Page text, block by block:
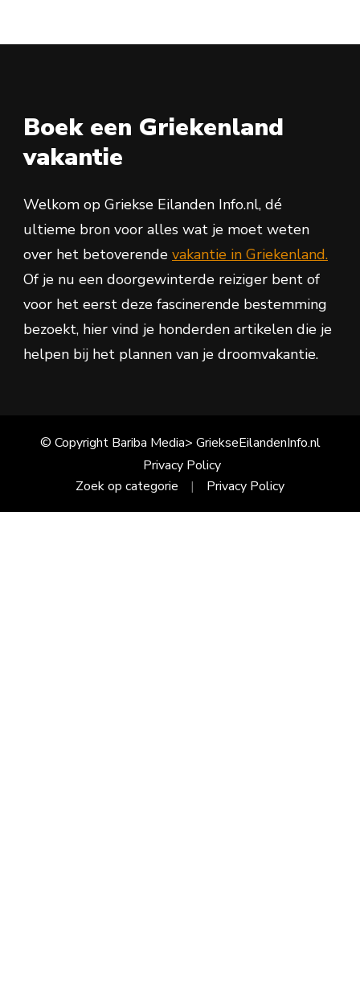
Boek een Griekenland
vakantie
Welkom op Griekse Eilanden Info.nl, dé
ultieme bron voor alles wat je moet weten
over het betoverende vakantie in Griekenland.
Of je nu een doorgewinterde reiziger bent of
voor het eerst deze fascinerende bestemming
bezoekt, hier vind je honderden artikelen die je
helpen bij het plannen van je droomvakantie.
© Copyright Bariba Media> GriekseEilandenInfo.nl
Privacy Policy
Zoek op categorie
Privacy Policy